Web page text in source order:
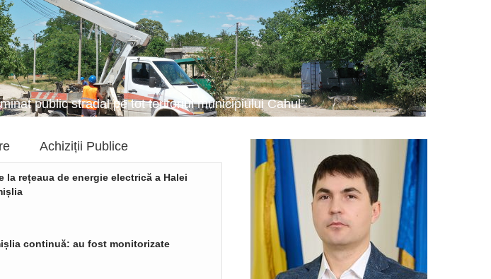
public stradal pe tot teritoriul municipiului Cahul”
Achiziții Publice
rețeaua de energie electrică a Halei
continuă: au fost monitorizate